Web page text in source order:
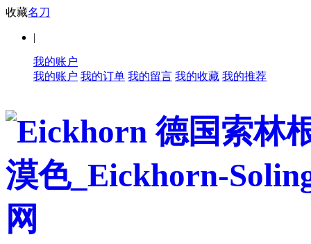
收藏名刀
|
我的账户
我的账户 我的订单 我的留言 我的收藏 我的推荐